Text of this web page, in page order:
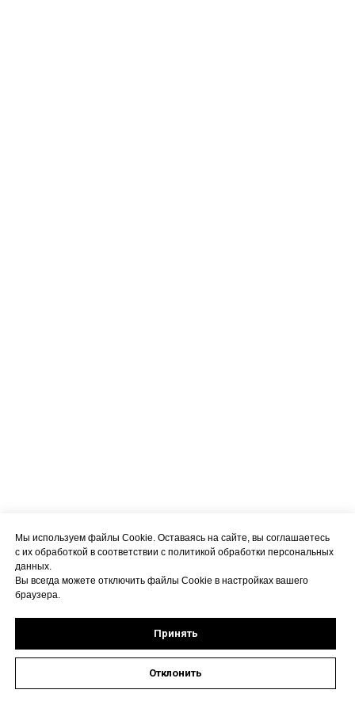
Мы используем файлы Cookie. Оставаясь на сайте, вы соглашаетесь
с их обработкой в соответствии с политикой обработки персональных
данных.
Вы всегда можете отключить файлы Cookie в настройках вашего
браузера.
Принять
Отклонить
Оставить заявку на запись к специалисту